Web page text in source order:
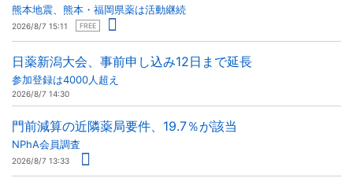
熊本地震、熊本・福岡県薬は活動継続
2026/8/7 15:11 FREE
日薬新潟大会、事前申し込み12日まで延長
参加登録は4000人超え
2026/8/7 14:30
門前減算の近隣薬局要件、19.7％が該当
NPhA会員調査
2026/8/7 13:33